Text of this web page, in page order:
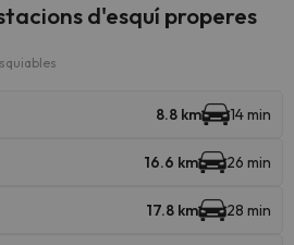
d'esquí properes
8.8 km 14 min
16.6 km 26 min
17.8 km 28 min